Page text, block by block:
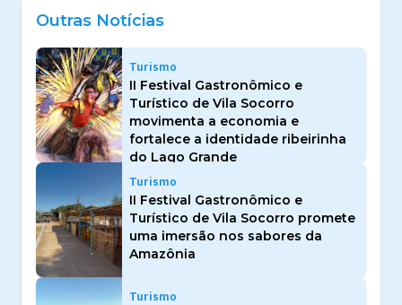
Outras Notícias
Turismo
II Festival Gastronômico e
Turístico de Vila Socorro
movimenta a economia e
fortalece a identidade ribeirinha
do Lago Grande
Turismo
II Festival Gastronômico e
Turístico de Vila Socorro promete
uma imersão nos sabores da
Amazônia
Turismo